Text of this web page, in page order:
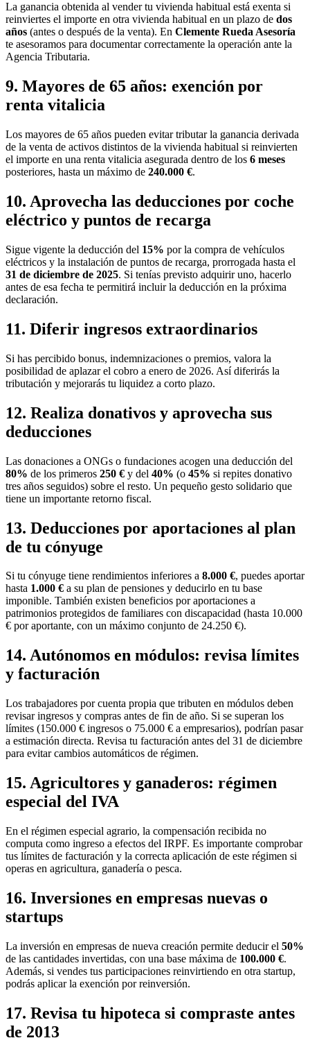
La ganancia obtenida al vender tu vivienda habitual está exenta si
reinviertes el importe en otra vivienda habitual en un plazo de dos
años (antes o después de la venta). En Clemente Rueda Asesoría
te asesoramos para documentar correctamente la operación ante la
Agencia Tributaria.
9. Mayores de 65 años: exención por
renta vitalicia
Los mayores de 65 años pueden evitar tributar la ganancia derivada
de la venta de activos distintos de la vivienda habitual si reinvierten
el importe en una renta vitalicia asegurada dentro de los 6 meses
posteriores, hasta un máximo de 240.000 €.
10. Aprovecha las deducciones por coche
eléctrico y puntos de recarga
Sigue vigente la deducción del 15% por la compra de vehículos
eléctricos y la instalación de puntos de recarga, prorrogada hasta el
31 de diciembre de 2025. Si tenías previsto adquirir uno, hacerlo
antes de esa fecha te permitirá incluir la deducción en la próxima
declaración.
11. Diferir ingresos extraordinarios
Si has percibido bonus, indemnizaciones o premios, valora la
posibilidad de aplazar el cobro a enero de 2026. Así diferirás la
tributación y mejorarás tu liquidez a corto plazo.
12. Realiza donativos y aprovecha sus
deducciones
Las donaciones a ONGs o fundaciones acogen una deducción del
80% de los primeros 250 € y del 40% (o 45% si repites donativo
tres años seguidos) sobre el resto. Un pequeño gesto solidario que
tiene un importante retorno fiscal.
13. Deducciones por aportaciones al plan
de tu cónyuge
Si tu cónyuge tiene rendimientos inferiores a 8.000 €, puedes aportar
hasta 1.000 € a su plan de pensiones y deducirlo en tu base
imponible. También existen beneficios por aportaciones a
patrimonios protegidos de familiares con discapacidad (hasta 10.000
€ por aportante, con un máximo conjunto de 24.250 €).
14. Autónomos en módulos: revisa límites
y facturación
Los trabajadores por cuenta propia que tributen en módulos deben
revisar ingresos y compras antes de fin de año. Si se superan los
límites (150.000 € ingresos o 75.000 € a empresarios), podrían pasar
a estimación directa. Revisa tu facturación antes del 31 de diciembre
para evitar cambios automáticos de régimen.
15. Agricultores y ganaderos: régimen
especial del IVA
En el régimen especial agrario, la compensación recibida no
computa como ingreso a efectos del IRPF. Es importante comprobar
tus límites de facturación y la correcta aplicación de este régimen si
operas en agricultura, ganadería o pesca.
16. Inversiones en empresas nuevas o
startups
La inversión en empresas de nueva creación permite deducir el 50%
de las cantidades invertidas, con una base máxima de 100.000 €.
Además, si vendes tus participaciones reinvirtiendo en otra startup,
podrás aplicar la exención por reinversión.
17. Revisa tu hipoteca si compraste antes
de 2013